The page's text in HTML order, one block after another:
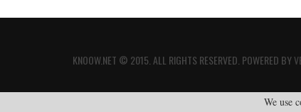
KNOOW.NET © 2015. ALL RIGHTS RESERVED. POWERED BY
We use